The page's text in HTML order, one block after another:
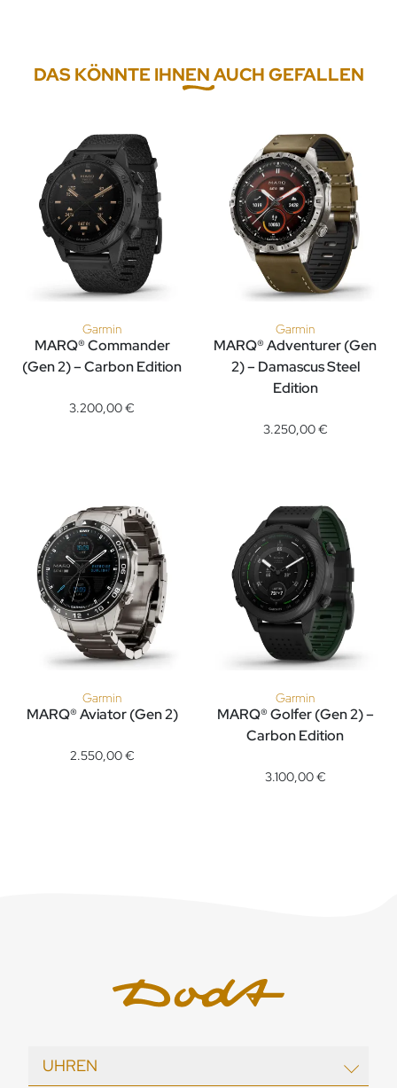
DAS KÖNNTE IHNEN AUCH GEFALLEN
Garmin
MARQ® Commander
(Gen 2) – Carbon Edition
Garmin MARQ® Commander (Gen 2) – Carbon Edition, Ref:
3.200,00 €
Garmin
MARQ® Adventurer (Gen
2) – Damascus Steel
Edition
3.250,00 €
Garmin
MARQ® Aviator (Gen 2)
Garmin MARQ® Aviator (Gen 2), Ref: 010-02648-01, Preis:
2.550,00 €
Garmin
MARQ® Golfer (Gen 2) –
Carbon Edition
3.100,00 €
UHREN